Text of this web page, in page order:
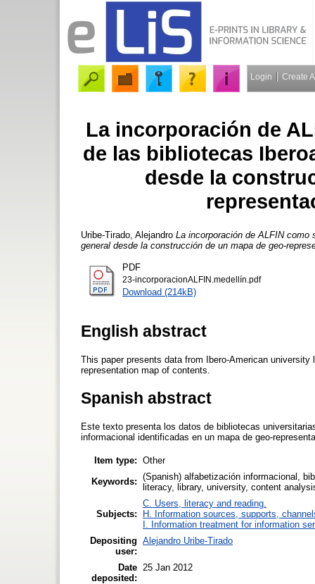
Login Create
La incorporación de
de las bibliotecas
desde la
Uribe-Tirado, Alejandro La incorporación de ALFIN como
general desde la construcción de un mapa de geo-
PDF
23-incorporacionALFIN.medellín.pdf
Download (214kB)
English abstract
This paper presents data from Ibero-American
representation map of contents.
Spanish abstract
Este texto presenta los datos de bibliotecas
informacional identificadas en un mapa de geo-
Item type: Other
Keywords: (Spanish) alfabetización informacional,
literacy, library, university, content
Subjects:
C. Users, literacy and reading.
H. Information sources, supports,
I. Information treatment for information
Depositing
user:
Alejandro Uribe-Tirado
Date
deposited:
25 Jan 2012